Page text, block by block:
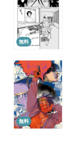
無料
無料